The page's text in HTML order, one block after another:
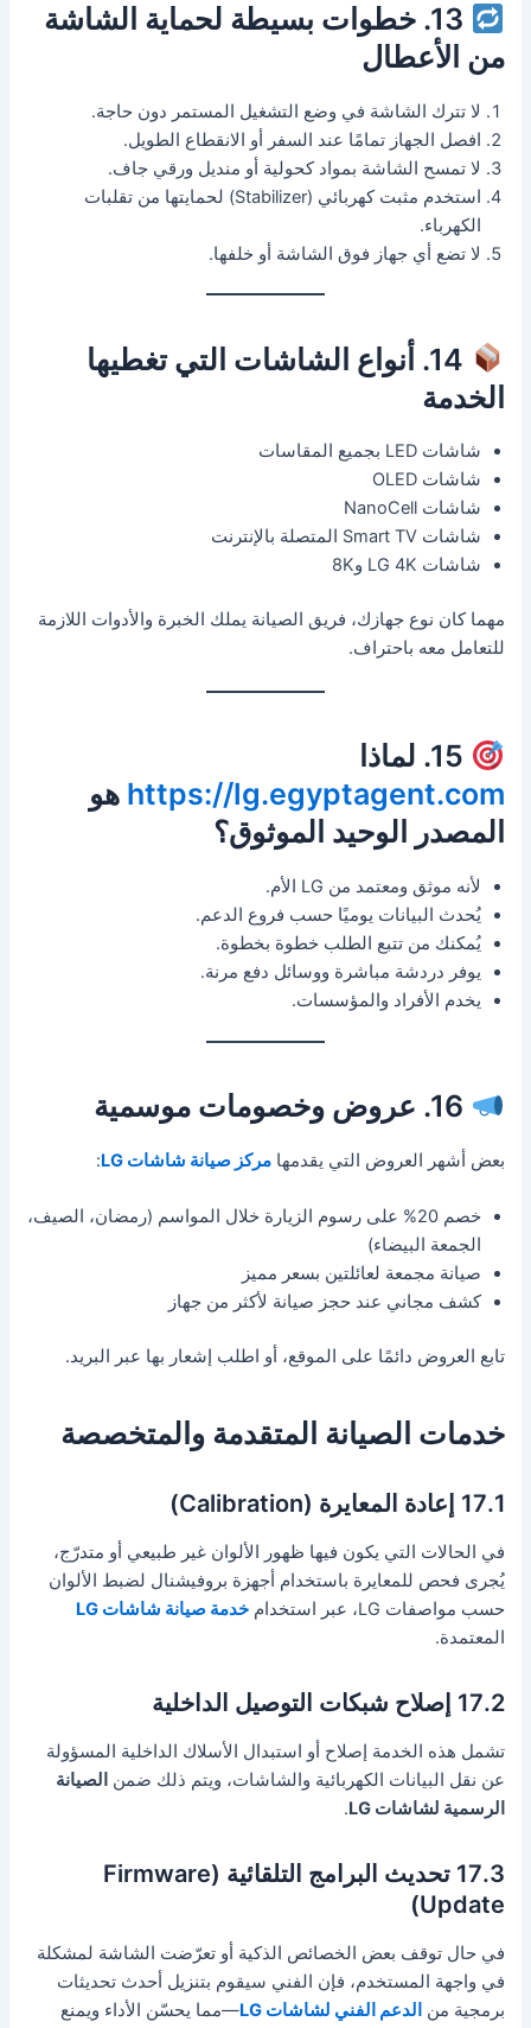
13. خطوات بسيطة لحماية الشاشة
من الأعطال
لا تترك الشاشة في وضع التشغيل المستمر دون حاجة.
افصل الجهاز تمامًا عند السفر أو الانقطاع الطويل.
لا تمسح الشاشة بمواد كحولية أو منديل ورقي جاف.
استخدم مثبت كهربائي (Stabilizer) لحمايتها من تقلبات
الكهرباء.
لا تضع أي جهاز فوق الشاشة أو خلفها.
14. أنواع الشاشات التي تغطيها
الخدمة
شاشات LED بجميع المقاسات
شاشات OLED
شاشات NanoCell
شاشات Smart TV المتصلة بالإنترنت
شاشات LG 4K و8K
مهما كان نوع جهازك، فريق الصيانة يملك الخبرة والأدوات اللازمة
للتعامل معه باحتراف.
https://lg.egyptagent.com هو
المصدر الوحيد الموثوق؟
لأنه موثق ومعتمد من LG الأم.
يُحدث البيانات يوميًا حسب فروع الدعم.
يُمكنك من تتبع الطلب خطوة بخطوة.
يوفر دردشة مباشرة ووسائل دفع مرنة.
يخدم الأفراد والمؤسسات.
بعض أشهر العروض التي يقدمهامركز صيانة شاشات LG :
خصم 20% على رسوم الزيارة خلال المواسم (رمضان، الصيف،
الجمعة البيضاء)
صيانة مجمعة لعائلتين بسعر مميز
كشف مجاني عند حجز صيانة لأكثر من جهاز
تابع العروض دائمًا على الموقع، أو اطلب إشعار بها عبر البريد.
خدمات الصيانة المتقدمة والمتخصصة
17.1 إعادة المعايرة (Calibration)
في الحالات التي يكون فيها ظهور الألوان غير طبيعي أو متدرّج،
يُجرى فحص للمعايرة باستخدام أجهزة بروفيشنال لضبط الألوان
حسب مواصفات LG، عبر استخدام
خدمة صيانة شاشات LG
المعتمدة.
17.2 إصلاح شبكات التوصيل الداخلية
تشمل هذه الخدمة إصلاح أو استبدال الأسلاك الداخلية المسؤولة
عن نقل البيانات الكهربائية والشاشات، ويتم ذلك ضمن الصيانة
الرسمية لشاشات LG
.
17.3 تحديث البرامج التلقائية (Firmware
Update)
في حال توقف بعض الخصائص الذكية أو تعرّضت الشاشة لمشكلة
في واجهة المستخدم، فإن الفني سيقوم بتنزيل أحدث تحديثات
برمجية من الدعم الفني لشاشات LG —مما يحسّن الأداء ويمنع